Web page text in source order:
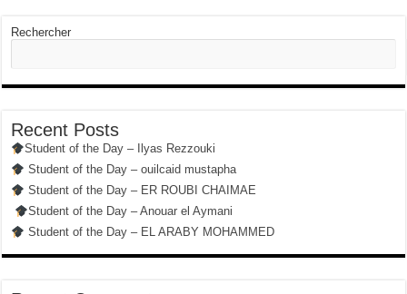
Rechercher
Recent Posts
Student of the Day – Ilyas Rezzouki
Student of the Day – ouilcaid mustapha
Student of the Day – ER ROUBI CHAIMAE
Student of the Day – Anouar el Aymani
Student of the Day – EL ARABY MOHAMMED